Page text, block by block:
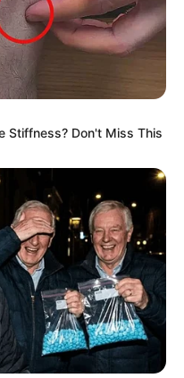
วันนี้ อ.มิก พชร ทูตเทวะ
กเขียน
อิสฺวาสุ
เฮ็ด เฮ็ดในสิ่งที่เชื่อ
Stiffness? Don't Miss This